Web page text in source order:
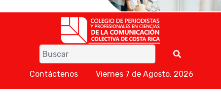
Contáctenos Viernes 7 de Agosto, 2026